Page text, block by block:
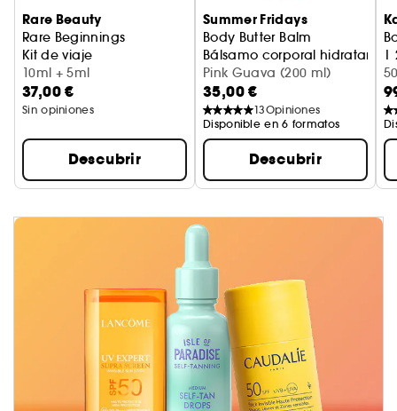
Rare Beauty
Rare Beginnings
Kit de viaje
10ml + 5ml
37,00 €
Sin opiniones
Descubrir
Summer Fridays
Body Butter Balm
Bálsamo corporal hidratante
Pink Guava (200 ml)
35,00 €
13Opiniones
Disponible en 6 formatos
Descubrir
|